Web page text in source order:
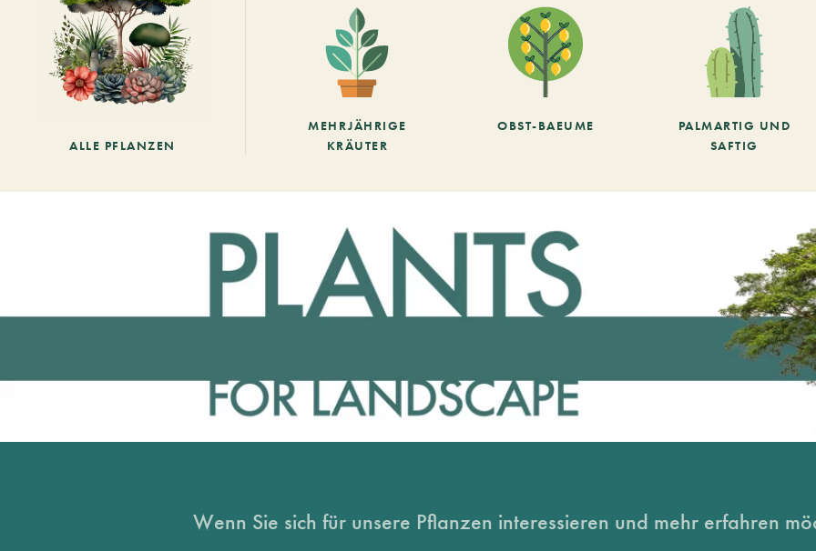
ALLE PFLANZEN
MEHRJÄHRIGE
KRÄUTER
OBST-BAEUME
PALMARTIG UND
SAFTIG
Wenn Sie sich für unsere Pflanzen interessieren und mehr erfahren